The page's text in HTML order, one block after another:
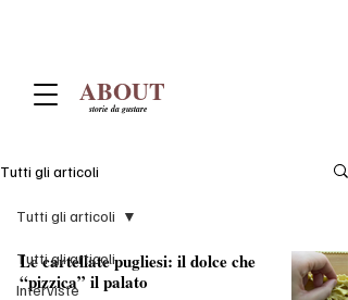
ABOUT
storie da gustare
Tutti gli articoli
Tutti gli articoli
Interviste
Tutti gli articoli
Le cartellate pugliesi: il dolce che
“pizzica” il palato